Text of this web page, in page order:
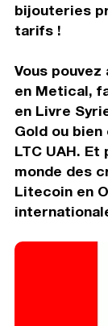
bijouteries
tarifs !
Vous
en Metical,
en Livre
Gold ou
LTC UAH.
monde des
Litecoin en